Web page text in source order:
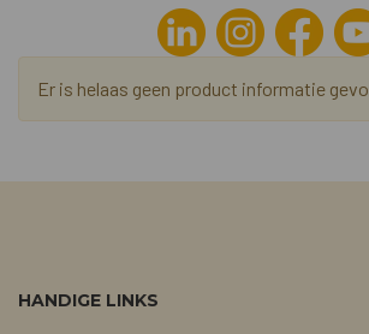
Er is helaas geen product informatie
HANDIGE LINKS